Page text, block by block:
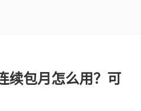
续包月怎么用？可